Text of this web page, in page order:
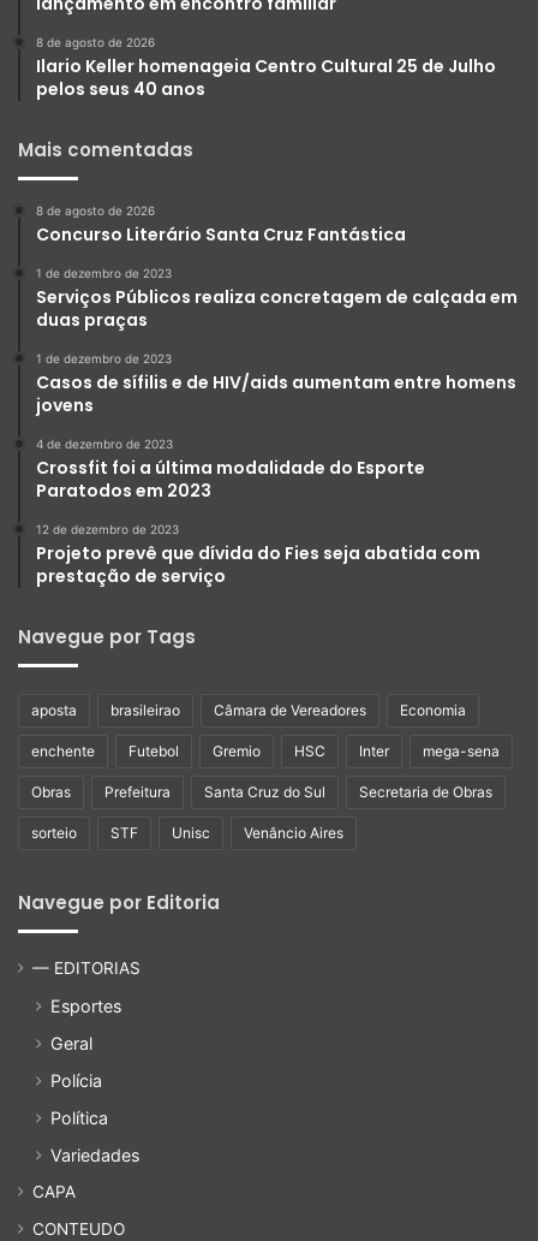
8 de agosto de 2026
Ilario Keller homenageia Centro Cultural 25 de Julho
pelos seus 40 anos
Mais comentadas
8 de agosto de 2026
Concurso Literário Santa Cruz Fantástica
1 de dezembro de 2023
Serviços Públicos realiza concretagem de calçada em
duas praças
1 de dezembro de 2023
Casos de sífilis e de HIV/aids aumentam entre homens
jovens
4 de dezembro de 2023
Crossfit foi a última modalidade do Esporte
Paratodos em 2023
12 de dezembro de 2023
Projeto prevê que dívida do Fies seja abatida com
prestação de serviço
Navegue por Tags
aposta brasileirao Câmara de Vereadores Economia
enchente Futebol Gremio HSC Inter mega-sena
Obras Prefeitura Santa Cruz do Sul Secretaria de Obras
sorteio STF Unisc Venâncio Aires
Navegue por Editoria
— EDITORIAS
Esportes
Geral
Polícia
Política
Variedades
CAPA
CONTEUDO